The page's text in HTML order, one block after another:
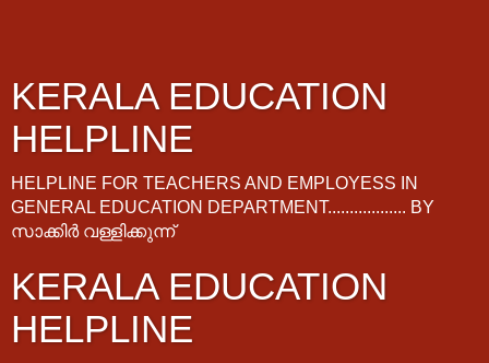
KERALA EDUCATION
HELPLINE
HELPLINE FOR TEACHERS AND EMPLOYESS IN
GENERAL EDUCATION DEPARTMENT.................. BY
സാക്കിർ വള്ളിക്കുന്ന്
KERALA EDUCATION
HELPLINE